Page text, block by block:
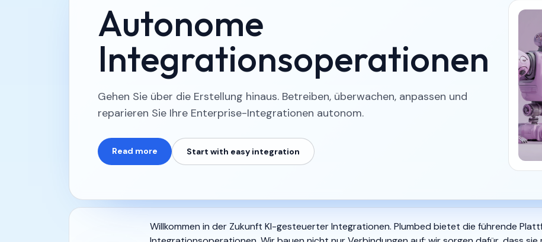
Autonome
Integrationsoperationen
Gehen Sie über die Erstellung hinaus. Betreiben, überwachen, anpassen und
reparieren Sie Ihre Enterprise-Integrationen autonom.
Read more Start with easy integration
Willkommen in der Zukunft KI-gesteuerter Integrationen. Plumbed bietet die führende